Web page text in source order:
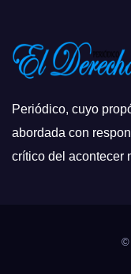
Periódico, cuyo
abordada con
crítico del acontecer
©